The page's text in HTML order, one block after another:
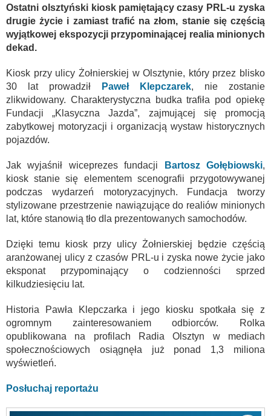
Ostatni olsztyński kiosk pamiętający czasy PRL-u zyska
drugie życie i zamiast trafić na złom, stanie się częścią
wyjątkowej ekspozycji przypominającej realia minionych
dekad.
Kiosk przy ulicy Żołnierskiej w Olsztynie, który przez blisko
30 lat prowadził
Paweł Klepczarek, nie zostanie
zlikwidowany. Charakterystyczna budka trafiła pod opiekę
Fundacji „Klasyczna Jazda”, zajmującej się promocją
zabytkowej motoryzacji i organizacją wystaw historycznych
pojazdów.
Jak wyjaśnił wiceprezes fundacji Bartosz Gołębiowski,
kiosk stanie się elementem scenografii przygotowywanej
podczas wydarzeń motoryzacyjnych. Fundacja tworzy
stylizowane przestrzenie nawiązujące do realiów minionych
lat, które stanowią tło dla prezentowanych samochodów.
Dzięki temu kiosk przy ulicy Żołnierskiej będzie częścią
aranżowanej ulicy z czasów PRL-u i zyska nowe życie jako
eksponat przypominający o codzienności sprzed
kilkudziesięciu lat.
Historia Pawła Klepczarka i jego kiosku spotkała się z
ogromnym zainteresowaniem odbiorców. Rolka
opublikowana na profilach Radia Olsztyn w mediach
społecznościowych osiągnęła już ponad 1,3 miliona
wyświetleń.
Posłuchaj reportażu